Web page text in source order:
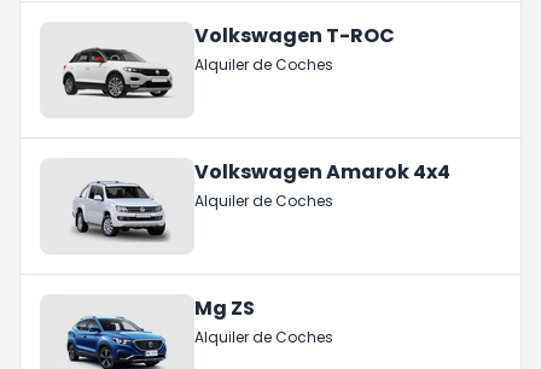
Volkswagen T-ROC
Alquiler de Coches
Volkswagen Amarok 4x4
Alquiler de Coches
Mg ZS
Alquiler de Coches